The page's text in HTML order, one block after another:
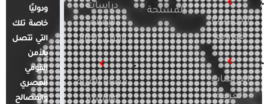
الدراسات
الأوروبية
الدراسات
العربية
المسلحة
دراسات
الإعلام
والرأي العام
قضايا المرأة
والأسرة
ودوليًا
خاصة تلك
التي تتصل
بالأمن
القومي
المصري
والمصالح